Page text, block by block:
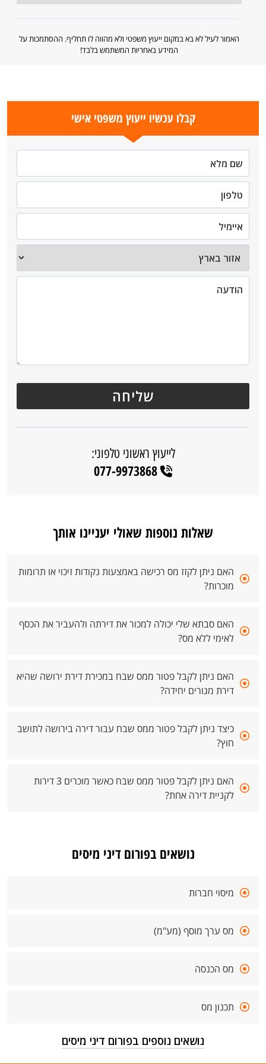
האמור לעיל לא בא במקום ייעוץ משפטי ולא מהווה לו תחליף. ההסתמכות על
המידע באחריות המשתמש בלבד!
קבלו עכשיו ייעוץ משפטי אישי
לייעוץ ראשוני טלפוני:
077-9973868
שאלות נוספות שאולי יעניינו אותך
האם ניתן לקזז מס רכישה באמצעות נקודות זיכוי או תרומות
מוכרות?
האם סבתא שלי יכולה למכור את דירתה ולהעביר את הכסף
לאימי ללא מס?
האם ניתן לקבל פטור ממס שבח במכירת דירת ירושה שהיא
דירת מגורים יחידה?
כיצד ניתן לקבל פטור ממס שבח עבור דירה בירושה לתושב
חוץ?
האם ניתן לקבל פטור ממס שבח כאשר מוכרים 3 דירות
לקניית דירה אחת?
נושאים בפורום דיני מיסים
מיסוי חברות
מס ערך מוסף (מע"מ)
מס הכנסה
תכנון מס
נושאים נוספים בפורום דיני מיסים